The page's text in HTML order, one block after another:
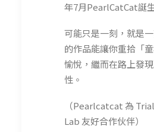
年7月PearlCatCat誕
可能只是一刻，就是
的作品能讓你重拾「
愉悅，繼而在路上發
性。
（Pearlcatcat 為
Lab 友好合作伙伴）